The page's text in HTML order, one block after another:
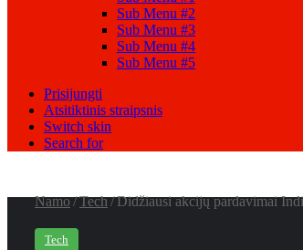
Sub Menu #2
Sub Menu #3
Sub Menu #4
Sub Menu #5
Prisijungti
Atsitiktinis straipsnis
Switch skin
Search for
Namo/Tech/Didžiausi akcijų pardavimai
Tech